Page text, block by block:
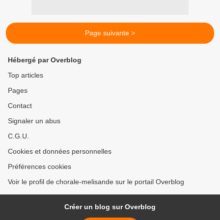
Page suivante >
Hébergé par Overblog
Top articles
Pages
Contact
Signaler un abus
C.G.U.
Cookies et données personnelles
Préférences cookies
Voir le profil de chorale-melisande sur le portail Overblog
Créer un blog sur Overblog